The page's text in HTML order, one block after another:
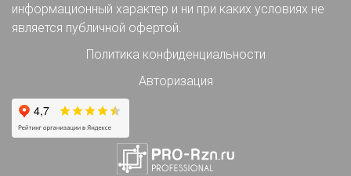
информационный характер и ни при каких условиях не
является публичной офертой.
Политика конфиденциальности
Авторизация